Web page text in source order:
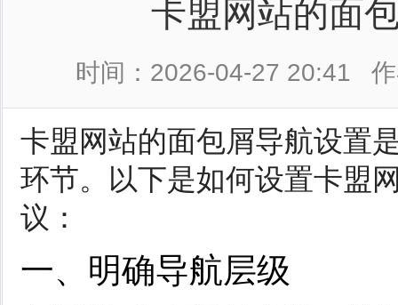
卡盟网站的面
时间：2026-04-27 20:41
卡盟网站的面包屑导航设置
环节。以下是如何设置卡盟
议：
一、明确导航层级